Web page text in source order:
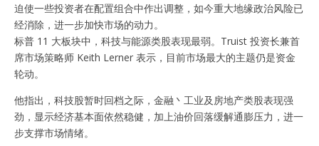
迫使一些投资者在配置组合中作出调整，如今重大地缘政治风险已
经消除，进一步加快市场的动力。
标普 11 大板块中，科技与能源类股表现最弱。Truist 投资长兼首
席市场策略师 Keith Lerner 表示，目前市场最大的主题仍是资金
轮动。
他指出，科技股暂时回档之际，金融丶工业及房地产类股表现强
劲，显示经济基本面依然稳健，加上油价回落缓解通膨压力，进一
步支撑市场情绪。